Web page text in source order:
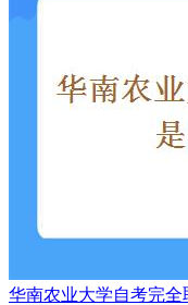
华南农业大学自考完全